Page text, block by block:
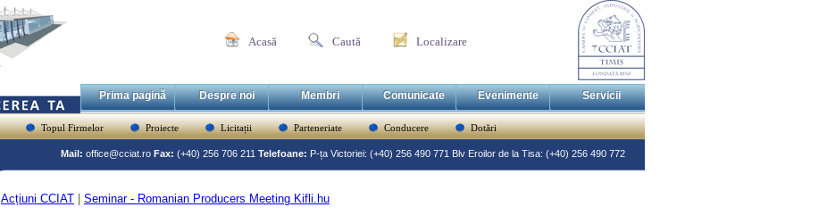
Acasă Caută Localizare
Prima pagină Despre noi Membri Comunicate Evenimente Servicii
Topul Firmelor Proiecte Licitații Parteneriate Conducere Dotări
Mail: office@cciat.ro Fax: (+40) 256 706 211 Telefoane: P-ța Victoriei: (+40) 256 490 771 Blv Eroilor de la Tisa: (+40) 256 490 772
Acțiuni CCIAT Seminar - Romanian Producers Meeting Kifli.hu